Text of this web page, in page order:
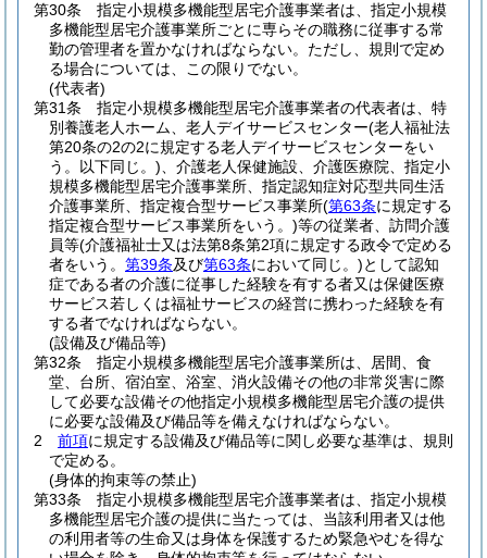
第30条
指定小規模多機能型居宅介護事業者は、指定小規模
多機能型居宅介護事業所ごとに専らその職務に従事する常
勤の管理者を置かなければならない。 ただし、規則で定め
る場合については、この限りでない。
(代表者)
第31条
指定小規模多機能型居宅介護事業者の代表者は、特
別養護老人ホーム、老人デイサービスセンター(老人福祉法
第20条の2の2に規定する老人デイサービスセンターをい
う。以下同じ。) 、介護老人保健施設、介護医療院、指定小
規模多機能型居宅介護事業所、指定認知症対応型共同生活
介護事業所、指定複合型サービス事業所(第63条に規定する
指定複合型サービス事業所をいう。)等の従業者、訪問介護
員等(介護福祉士又は法第8条第2項に規定する政令で定める
者をいう。 第39条及び第63条において同じ。)として認知
症である者の介護に従事した経験を有する者又は保健医療
サービス若しくは福祉サービスの経営に携わった経験を有
する者でなければならない。
(設備及び備品等)
第32条
指定小規模多機能型居宅介護事業所は、居間、食
堂、台所、宿泊室、浴室、消火設備その他の非常災害に際
して必要な設備その他指定小規模多機能型居宅介護の提供
に必要な設備及び備品等を備えなければならない。
2
前項に規定する設備及び備品等に関し必要な基準は、規則
で定める。
(身体的拘束等の禁止)
第33条
指定小規模多機能型居宅介護事業者は、指定小規模
多機能型居宅介護の提供に当たっては、当該利用者又は他
の利用者等の生命又は身体を保護するため緊急やむを得な